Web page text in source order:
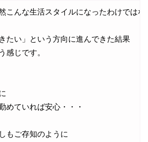
こんな生活スタイルになったわけではな
たい」という方向に進んできた結果
感じです。
めていれば安心・・・
もご存知のように